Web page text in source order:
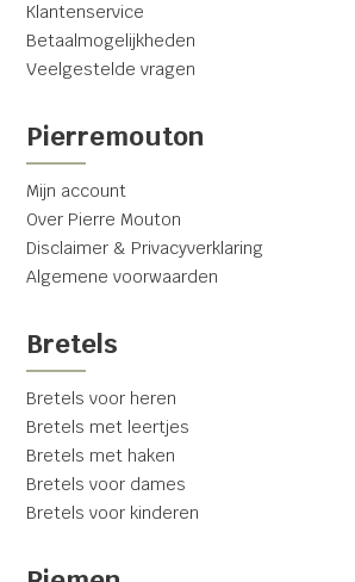
Klantenservice
Betaalmogelijkheden
Veelgestelde vragen
Pierremouton
Mijn account
Over Pierre Mouton
Disclaimer & Privacyverklaring
Algemene voorwaarden
Bretels
Bretels voor heren
Bretels met leertjes
Bretels met haken
Bretels voor dames
Bretels voor kinderen